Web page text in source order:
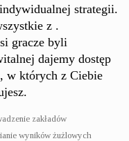
strategii.
z .
gracze byli
dajemy dostęp
w których z Ciebie
zakładów
wyników żużlowych